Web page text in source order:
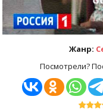
Жанр:
Посмотрели?